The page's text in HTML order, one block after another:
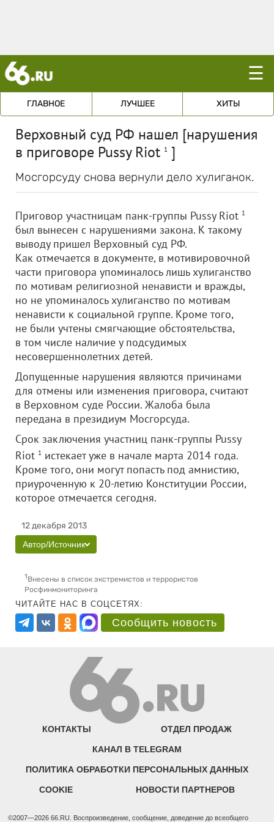
☰
ГЛАВНОЕ ЛУЧШЕЕ ХИТЫ
Верховный суд РФ нашел [нарушения
в приговоре Pussy Riot 1 ]
Мосгорсуду снова вернули дело хулиганок.
Приговор участницам панк-группы Pussy Riot 1
был вынесен с нарушениями закона. К такому
выводу пришел Верховный суд РФ.
Как отмечается в документе, в мотивировочной
части приговора упоминалось лишь хулиганство
по мотивам религиозной ненависти и вражды,
но не упоминалось хулиганство по мотивам
ненависти к социальной группе. Кроме того,
не были учтены смягчающие обстоятельства,
в том числе наличие у подсудимых
несовершеннолетних детей.
Допущенные нарушения являются причинами
для отмены или изменения приговора, считают
в Верховном суде России. Жалоба была
передана в президиум Мосгорсуда.
Срок заключения участниц панк-группы Pussy
Riot 1 истекает уже в начале марта 2014 года.
Кроме того, они могут попасть под амнистию,
приуроченную к 20-летию Конституции России,
которое отмечается сегодня.
12 декабря 2013
Автор/Источник
1Внесены в список экстремистов и террористов
Росфинмониторинга
ЧИТАЙТЕ НАС В СОЦСЕТЯХ:
Сообщить новость
КОНТАКТЫ ОТДЕЛ ПРОДАЖ
КАНАЛ В TELEGRAM
ПОЛИТИКА ОБРАБОТКИ ПЕРСОНАЛЬНЫХ ДАННЫХ
COOKIE НОВОСТИ ПАРТНЕРОВ
©2007—2026 66.RU. Воспроизведение, сообщение, доведение до всеобщего